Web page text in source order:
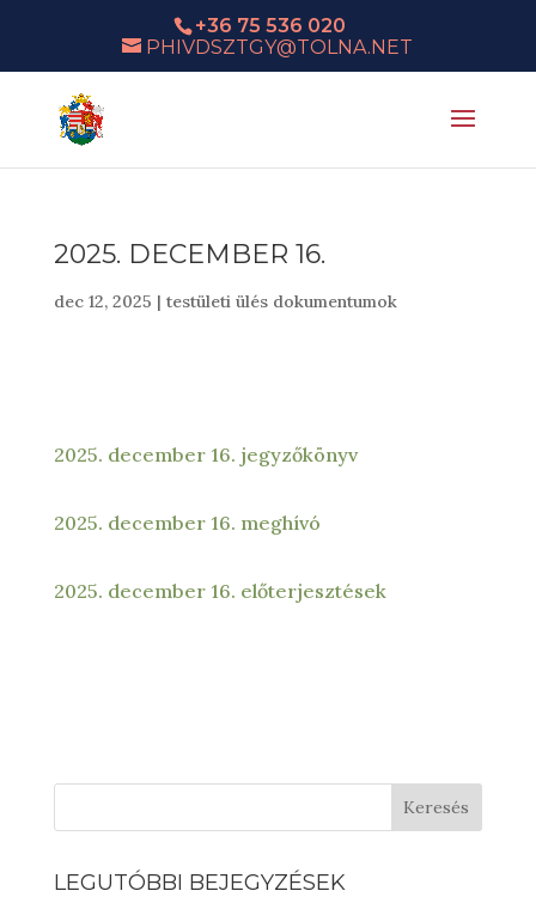
+36 75 536 020
PHIVDSZTGY@TOLNA.NET
2025. DECEMBER 16.
dec 12, 2025 | testületi ülés dokumentumok
2025. december 16. jegyzőkönyv
2025. december 16. meghívó
2025. december 16. előterjesztések
Keresés
LEGUTÓBBI BEJEGYZÉSEK